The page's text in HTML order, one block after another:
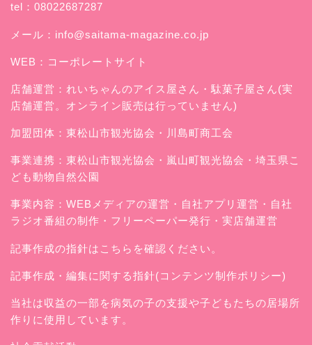
tel：08022687287
メール： info@saitama-magazine.co.jp
WEB： コーポレートサイト
店舗運営： れいちゃんのアイス屋さん ・駄菓子屋さん(実
店舗運営。オンライン販売は行っていません)
加盟団体：東松山市観光協会・川島町商工会
事業連携：東松山市観光協会・嵐山町観光協会・埼玉県こ
ども動物自然公園
事業内容：WEBメディアの運営・自社アプリ運営・自社
ラジオ番組の制作・フリーペーパー発行・実店舗運営
記事作成の指針はこちらを確認ください。
記事作成・編集に関する指針(コンテンツ制作ポリシー)
当社は収益の一部を病気の子の支援や子どもたちの居場所
作りに使用しています。